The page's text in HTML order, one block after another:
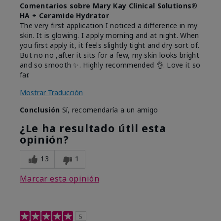
Comentarios sobre Mary Kay Clinical Solutions®
HA + Ceramide Hydrator
The very first application I noticed a difference in my
skin. It is glowing. I apply morning and at night. When
you first apply it, it feels slightly tight and dry sort of.
But no no ,after it sits for a few, my skin looks bright
and so smooth ✨️. Highly recommended 👌. Love it so
far.
Mostrar Traducción
Conclusión Sí, recomendaría a un amigo
¿Le ha resultado útil esta
opinión?
13 1
Marcar esta opinión
5